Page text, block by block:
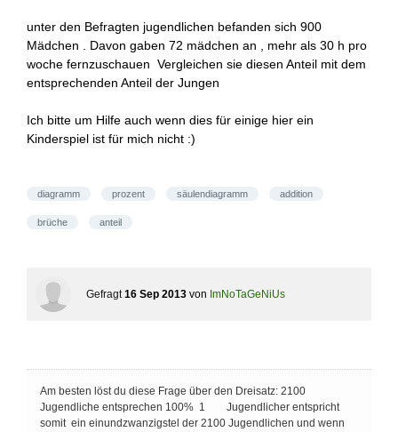
unter den Befragten jugendlichen befanden sich 900
Mädchen . Davon gaben 72 mädchen an , mehr als 30 h pro
woche fernzuschauen Vergleichen sie diesen Anteil mit dem
entsprechenden Anteil der Jungen
Ich bitte um Hilfe auch wenn dies für einige hier ein
Kinderspiel ist für mich nicht :)
diagramm prozent säulendiagramm addition
brüche anteil
Gefragt 16 Sep 2013 von ImNoTaGeNiUs
Am besten löst du diese Frage über den Dreisatz: 2100
Jugendliche entsprechen 100% 1 Jugendlicher entspricht
somit ein einundzwanzigstel der 2100 Jugendlichen und wenn